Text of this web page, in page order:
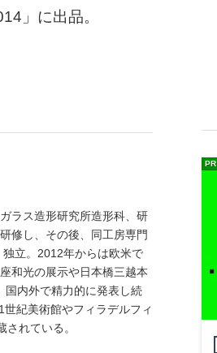
」に出品。
ラス造形研究所造形科、研
修し、その後、同工房専門
立。2012年からは欧米で
和光の展示や日本橋三越本
国内外で精力的に発表し続
紀美術館やフィラデルフィ
れている。
PR